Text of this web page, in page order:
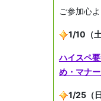
ご参加心
1/10（
ハイスペ
め・マナ
1/25（